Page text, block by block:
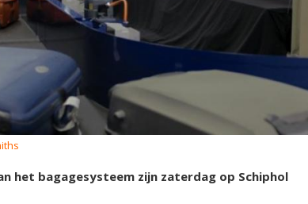
het bagagesysteem zijn zaterdag op Schiphol